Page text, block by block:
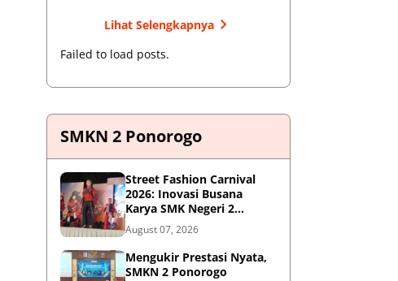
Lihat Selengkapnya
Failed to load posts.
SMKN 2 Ponorogo
Street Fashion Carnival
2026: Inovasi Busana
Karya SMK Negeri 2
Ponorogo
August 07, 2026
Mengukir Prestasi Nyata,
SMKN 2 Ponorogo